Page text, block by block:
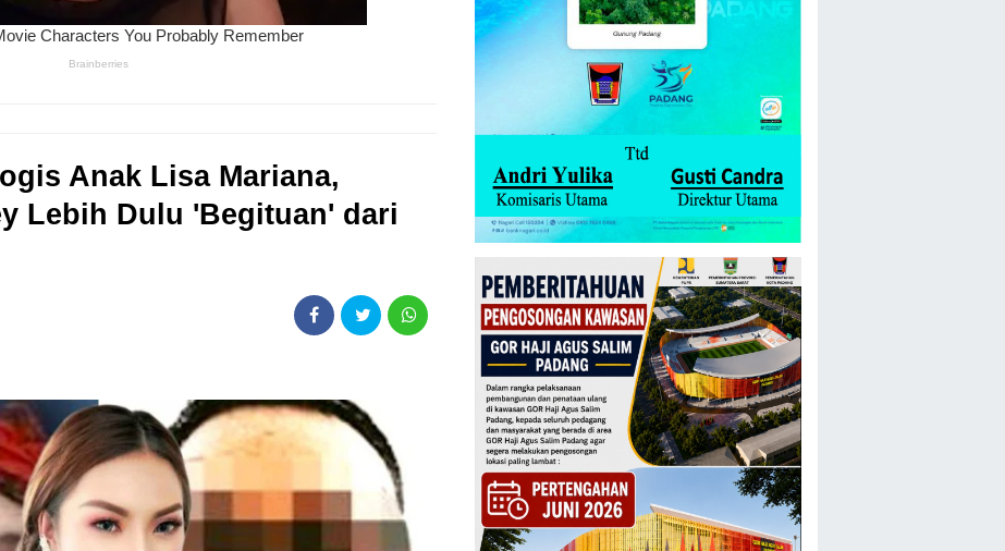
Anak Lisa Mariana,
Lebih Dulu 'Begituan' dari